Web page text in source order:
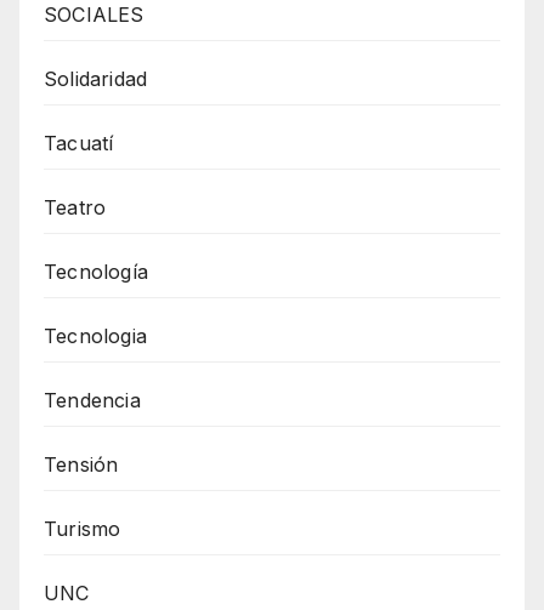
SOCIALES
Solidaridad
Tacuatí
Teatro
Tecnología
Tecnologia
Tendencia
Tensión
Turismo
UNC